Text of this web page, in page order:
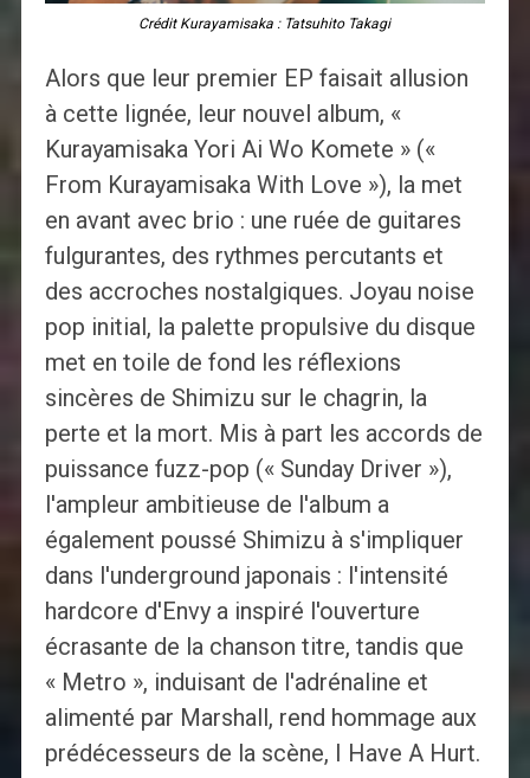
Crédit Kurayamisaka : Tatsuhito Takagi
Alors que leur premier EP faisait allusion
à cette lignée, leur nouvel album, «
Kurayamisaka Yori Ai Wo Komete » («
From Kurayamisaka With Love »), la met
en avant avec brio : une ruée de guitares
fulgurantes, des rythmes percutants et
des accroches nostalgiques. Joyau noise
pop initial, la palette propulsive du disque
met en toile de fond les réflexions
sincères de Shimizu sur le chagrin, la
perte et la mort. Mis à part les accords de
puissance fuzz-pop (« Sunday Driver »),
l'ampleur ambitieuse de l'album a
également poussé Shimizu à s'impliquer
dans l'underground japonais : l'intensité
hardcore d'Envy a inspiré l'ouverture
écrasante de la chanson titre, tandis que
« Metro », induisant de l'adrénaline et
alimenté par Marshall, rend hommage aux
prédécesseurs de la scène, I Have A Hurt.